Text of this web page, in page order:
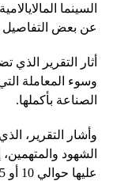
السينما
عن بعض التفاصيل
أثار التقرير
وسوء المعاملة
الصناعة بأكملها.
الشهود